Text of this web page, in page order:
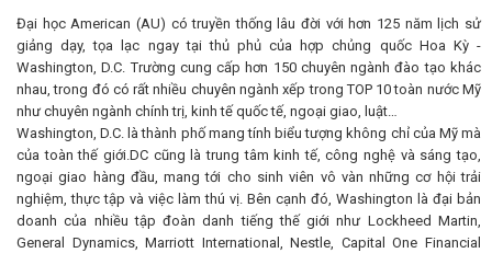
Đại học American (AU) có truyền thống lâu đời với hơn 125 năm lịch sử
giảng dạy, tọa lạc ngay tại thủ phủ của hợp chủng quốc Hoa Kỳ -
Washington, D.C. Trường cung cấp hơn 150 chuyên ngành đào tạo khác
nhau, trong đó có rất nhiều chuyên ngành xếp trong TOP 10 toàn nước Mỹ
như chuyên ngành chính trị, kinh tế quốc tế, ngoại giao, luật…
Washington, D.C. là thành phố mang tính biểu tượng không chỉ của Mỹ mà
của toàn thế giới.DC cũng là trung tâm kinh tế, công nghệ và sáng tạo,
ngoại giao hàng đầu, mang tới cho sinh viên vô vàn những cơ hội trải
nghiệm, thực tập và việc làm thú vị. Bên cạnh đó, Washington là đại bản
doanh của nhiều tập đoàn danh tiếng thế giới như Lockheed Martin,
General Dynamics, Marriott International, Nestle, Capital One Financial